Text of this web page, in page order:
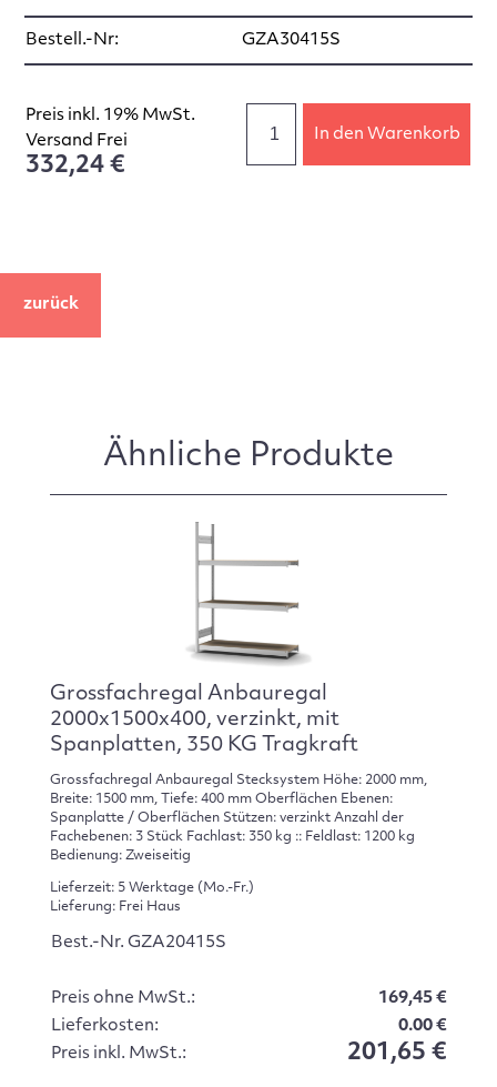
Bestell.-Nr: GZA30415S
Preis inkl. 19% MwSt.
Versand Frei
332,24 €
In den Warenkorb
zurück
Ähnliche Produkte
Grossfachregal Anbauregal
2000x1500x400, verzinkt, mit
Spanplatten, 350 KG Tragkraft
Grossfachregal Anbauregal Stecksystem Höhe: 2000 mm,
Breite: 1500 mm, Tiefe: 400 mm Oberflächen Ebenen:
Spanplatte / Oberflächen Stützen: verzinkt Anzahl der
Fachebenen: 3 Stück Fachlast: 350 kg :: Feldlast: 1200 kg
Bedienung: Zweiseitig
Lieferzeit: 5 Werktage (Mo.-Fr.)
Lieferung: Frei Haus
Best.-Nr. GZA20415S
Preis ohne MwSt.:
169,45 €
Lieferkosten:
0.00 €
Preis inkl. MwSt.:
201,65 €